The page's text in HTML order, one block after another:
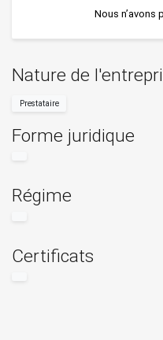
Nous n’avons
Nature de
Prestataire
Forme juridique
Régime
Certificats